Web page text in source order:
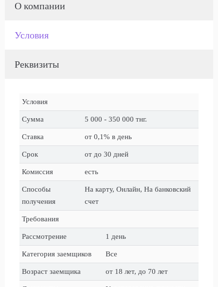
О компании
Условия
Реквизиты
Условия
Сумма 5 000 - 350 000 тнг.
Ставка от 0,1% в день
Срок от до 30 дней
Комиссия есть
Способы
получения
На карту, Онлайн, На банковский
счет
Требования
Рассмотрение 1 день
Категория заемщиков Все
Возраст заемщика от 18 лет, до 70 лет